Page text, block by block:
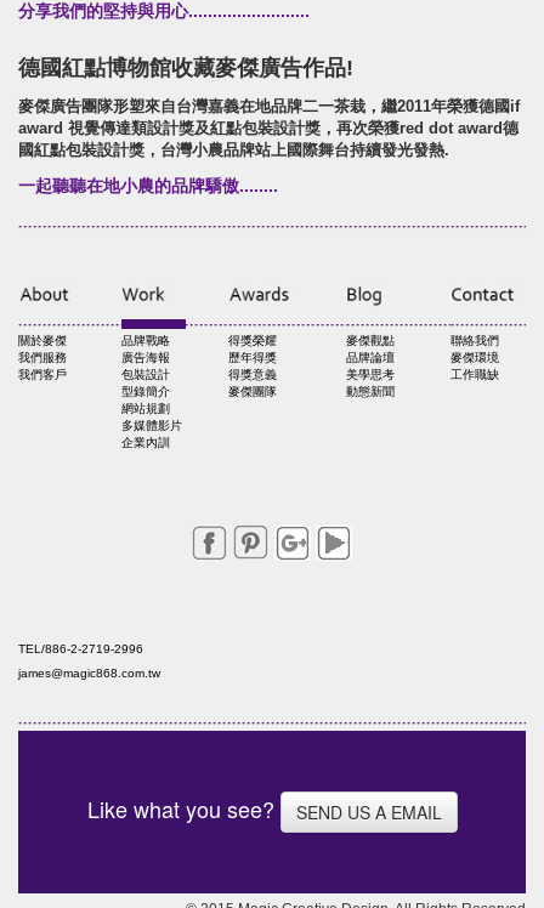
分享我們的堅持與用心.........................
德國紅點博物館收藏麥傑廣告作品!
麥傑廣告團隊形塑來自台灣嘉義在地品牌二一茶栽，繼2011年榮獲德國if
award 視覺傳達類設計獎及紅點包裝設計獎，再次榮獲red dot award德
國紅點包裝設計獎，台灣小農品牌站上國際舞台持續發光發熱.
一起聽聽在地小農的品牌驕傲........
關於麥傑
我們服務
我們客戶
品牌戰略
廣告海報
包裝設計
型錄簡介
網站規劃
多媒體影片
企業內訓
得獎榮耀
歷年得獎
得獎意義
麥傑團隊
麥傑觀點
品牌論壇
美學思考
動態新聞
聯絡我們
麥傑環境
工作職缺
TEL/886-2-2719-2996
james@magic868.com.tw
Like what you see? SEND US A EMAIL